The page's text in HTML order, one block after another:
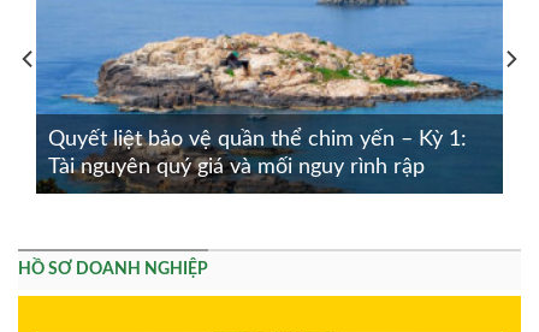
Quyết liệt bảo vệ quần thể chim yến – Kỳ 1:
Tài nguyên quý giá và mối nguy rình rập
HỒ SƠ DOANH NGHIỆP